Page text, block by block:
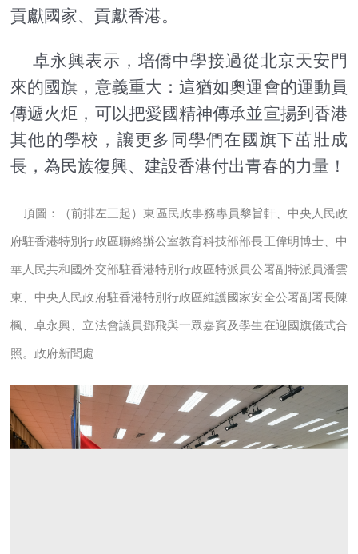
貢獻國家、貢獻香港。
卓永興表示，培僑中學接過從北京天安門
來的國旗，意義重大：這猶如奧運會的運動員
傳遞火炬，可以把愛國精神傳承並宣揚到香港
其他的學校，讓更多同學們在國旗下茁壯成
長，為民族復興、建設香港付出青春的力量！
頂圖：（前排左三起）東區民政事務專員黎旨軒、中央人民政
府駐香港特別行政區聯絡辦公室教育科技部部長王偉明博士、中
華人民共和國外交部駐香港特別行政區特派員公署副特派員潘雲
東、中央人民政府駐香港特別行政區維護國家安全公署副署長陳
楓、卓永興、立法會議員鄧飛與一眾嘉賓及學生在迎國旗儀式合
照。政府新聞處